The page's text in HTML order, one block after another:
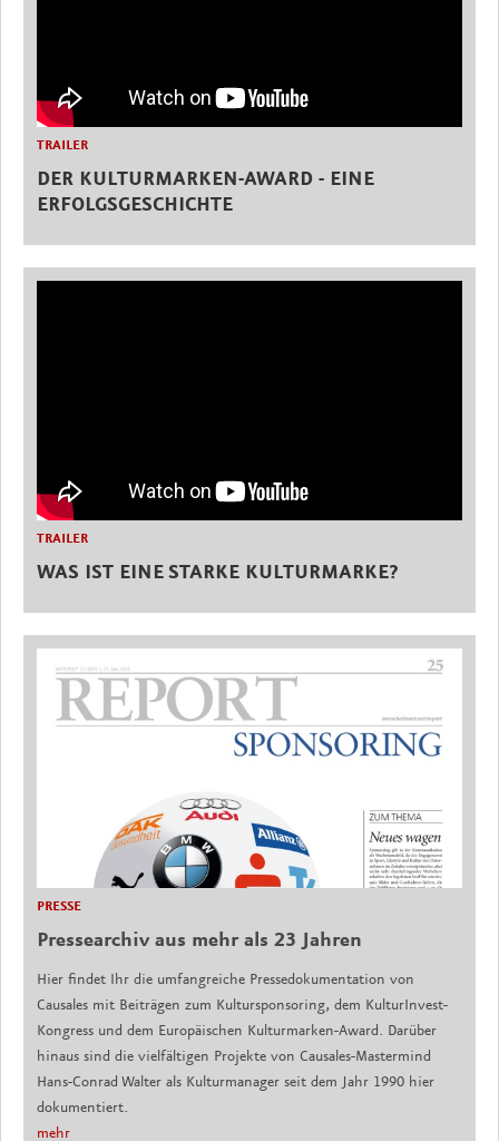
TRAILER
DER KULTURMARKEN-AWARD - EINE
ERFOLGSGESCHICHTE
TRAILER
WAS IST EINE STARKE KULTURMARKE?
PRESSE
Pressearchiv aus mehr als 23 Jahren
Hier findet Ihr die umfangreiche Pressedokumentation von
Causales mit Beiträgen zum Kultursponsoring, dem KulturInvest-
Kongress und dem Europäischen Kulturmarken-Award. Darüber
hinaus sind die vielfältigen Projekte von Causales-Mastermind
Hans-Conrad Walter als Kulturmanager seit dem Jahr 1990 hier
dokumentiert.
mehr